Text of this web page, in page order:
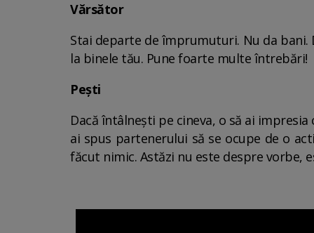
Vărsător
Stai departe de împrumuturi. Nu da bani.
la binele tău. Pune foarte multe întrebări!
Pești
Dacă întâlnești pe cineva, o să ai
ai spus partenerului să se ocupe de o
făcut nimic. Astăzi nu este despre vorbe,